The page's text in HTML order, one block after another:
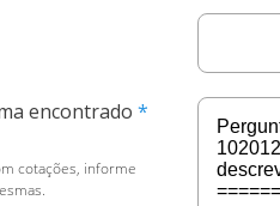
encontrado
cotações, informe